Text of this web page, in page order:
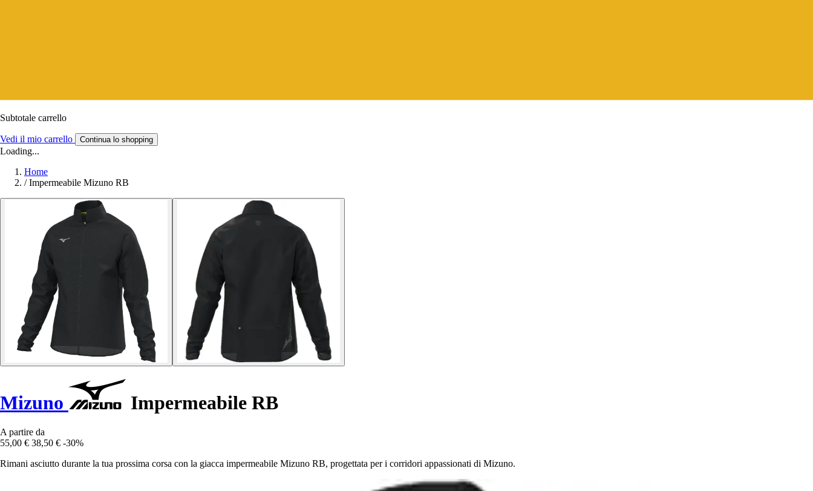
Subtotale carrello
Vedi il mio carrello Continua lo shopping
Loading...
Home
/ Impermeabile Mizuno RB
Mizuno Impermeabile RB
A partire da
55,00 € 38,50 € -30%
Rimani asciutto durante la tua prossima corsa con la giacca impermeabile Mizuno RB, progettata per i corridori appassionati di Mizuno.